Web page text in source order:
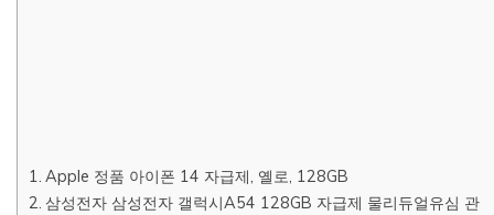
Apple 정품 아이폰 14 자급제, 옐로, 128GB
삼성전자 삼성전자 갤럭시A54 128GB 자급제 물리듀얼유심 관